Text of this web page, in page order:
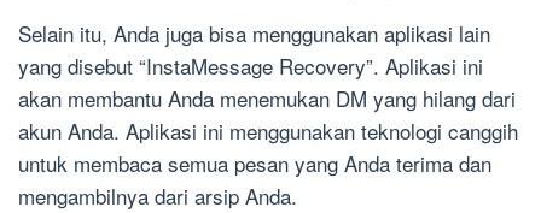
Selain itu, Anda juga bisa menggunakan aplikasi lain
yang disebut “InstaMessage Recovery”. Aplikasi ini
akan membantu Anda menemukan DM yang hilang dari
akun Anda. Aplikasi ini menggunakan teknologi canggih
untuk membaca semua pesan yang Anda terima dan
mengambilnya dari arsip Anda.